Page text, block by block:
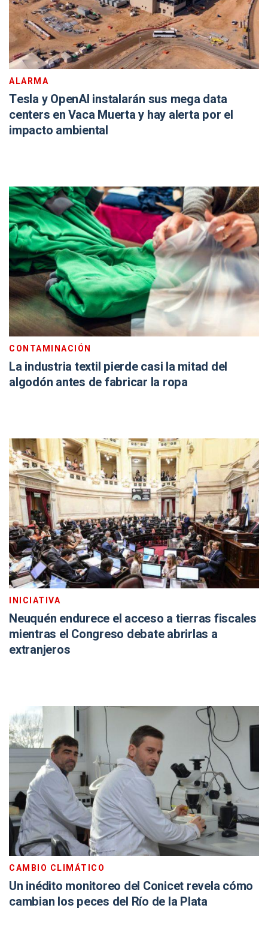
ALARMA
Tesla y OpenAI instalarán sus mega data
centers en Vaca Muerta y hay alerta por el
impacto ambiental
CONTAMINACIÓN
La industria textil pierde casi la mitad del
algodón antes de fabricar la ropa
INICIATIVA
Neuquén endurece el acceso a tierras fiscales
mientras el Congreso debate abrirlas a
extranjeros
CAMBIO CLIMÁTICO
Un inédito monitoreo del Conicet revela cómo
cambian los peces del Río de la Plata